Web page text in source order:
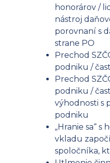
honorárov /
nástroj
porovnaní s
strane PO
Prechod
podniku /
Prechod
podniku /
výhodnosti s
podniku
„Hranie sa“
vkladu
spoločníka,